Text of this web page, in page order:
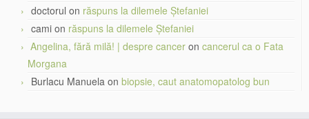
doctorul on răspuns la dilemele Ștefaniei
cami on răspuns la dilemele Ștefaniei
Angelina, fără milă! | despre cancer on cancerul ca o Fata
Morgana
Burlacu Manuela on biopsie, caut anatomopatolog bun